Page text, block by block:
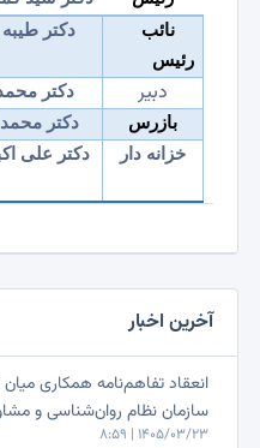
نائب
رئیس
دکتر
دبیر دکتر
بازرس دکتر
خزانه دار دکتر علی
آخرین اخبار
انعقاد تفاهم‌نامه همکاری
سازمان نظام روان‌شناسی و
1405/03/23 | 8:59